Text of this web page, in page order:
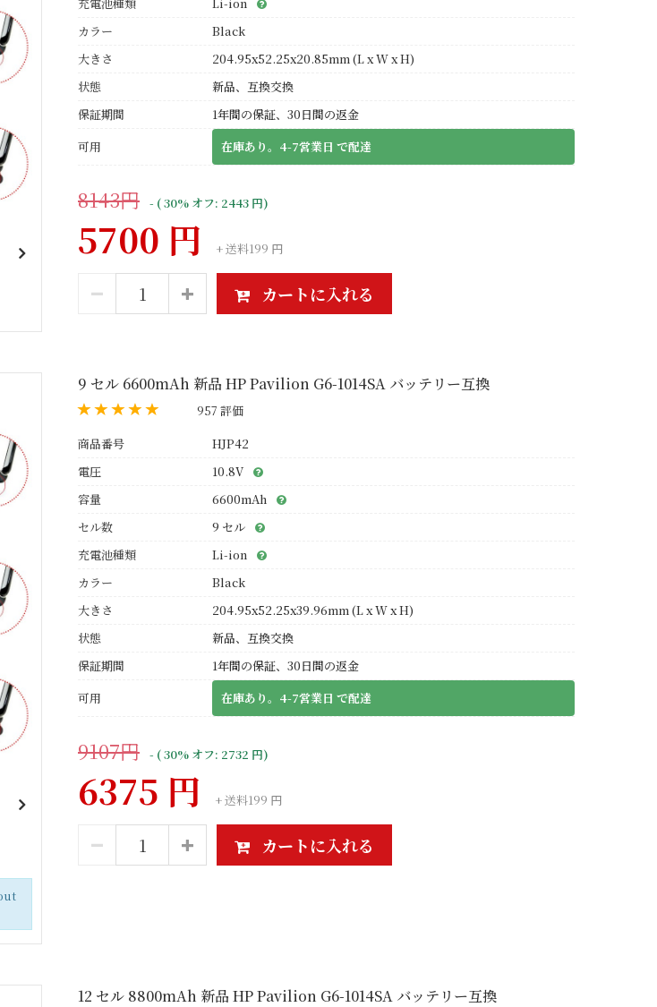
カラー
Black
大きさ
204.95x52.25x20.85mm (L x W x H)
状態
新品、互換交換
保証期間
1年間の保証、30日間の返金
可用
在庫あり。4-7営業日 で配達
8143円 - ( 30% オフ: 2443 円)
5700 円 + 送料199 円
カートに入れる
9 セル 6600mAh 新品 HP Pavilion G6-1014SA バッテリー互換
957 評価
商品番号
HJP42
電圧
10.8V
容量
6600mAh
セル数
9 セル
充電池種類
Li-ion
カラー
Black
大きさ
204.95x52.25x39.96mm (L x W x H)
状態
新品、互換交換
保証期間
1年間の保証、30日間の返金
可用
在庫あり。4-7営業日 で配達
9107円 - ( 30% オフ: 2732 円)
6375 円 + 送料199 円
カートに入れる
12 セル 8800mAh 新品 HP Pavilion G6-1014SA バッテリー互換